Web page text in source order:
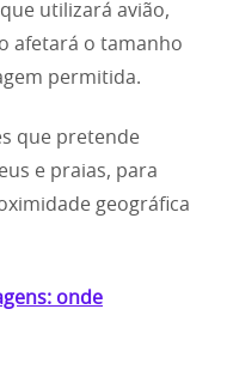
utilizará avião,
afetará o tamanho
permitida.
que pretende
e praias, para
geográfica
onde